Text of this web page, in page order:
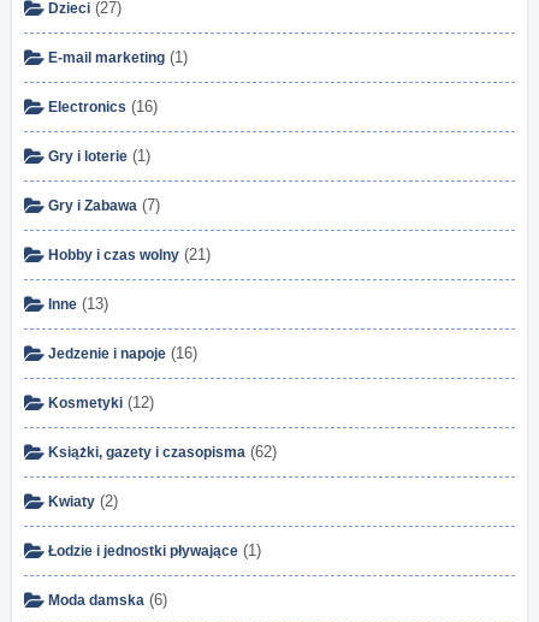
Dzieci (27)
E-mail marketing (1)
Electronics (16)
Gry i loterie (1)
Gry i Zabawa (7)
Hobby i czas wolny (21)
Inne (13)
Jedzenie i napoje (16)
Kosmetyki (12)
Książki, gazety i czasopisma (62)
Kwiaty (2)
Łodzie i jednostki pływające (1)
Moda damska (6)